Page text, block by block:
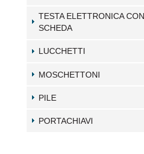
TESTA ELETTRONICA CON
SCHEDA
LUCCHETTI
MOSCHETTONI
PILE
PORTACHIAVI